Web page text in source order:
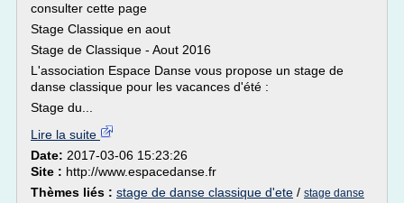
consulter cette page
Stage Classique en aout
Stage de Classique - Aout 2016
L'association Espace Danse vous propose un stage de
danse classique pour les vacances d'été :
Stage du...
Lire la suite
Date: 2017-03-06 15:23:26
Site : http://www.espacedanse.fr
Thèmes liés : stage de danse classique d'ete / stage danse